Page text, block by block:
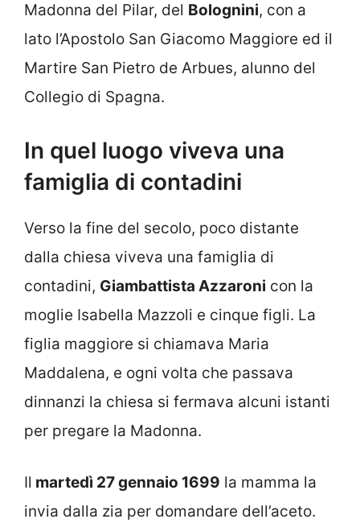
Madonna del Pilar, del Bolognini, con a
lato l’Apostolo San Giacomo Maggiore ed il
Martire San Pietro de Arbues, alunno del
Collegio di Spagna.
In quel luogo viveva una
famiglia di contadini
Verso la fine del secolo, poco distante
dalla chiesa viveva una famiglia di
contadini, Giambattista Azzaroni con la
moglie Isabella Mazzoli e cinque figli. La
figlia maggiore si chiamava Maria
Maddalena, e ogni volta che passava
dinnanzi la chiesa si fermava alcuni istanti
per pregare la Madonna.
Il martedì 27 gennaio 1699 la mamma la
invia dalla zia per domandare dell’aceto.